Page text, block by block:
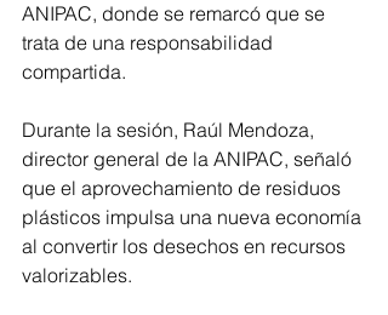
ANIPAC, donde se remarcó que se
trata de una responsabilidad
compartida.
Durante la sesión, Raúl Mendoza,
director general de la ANIPAC, señaló
que el aprovechamiento de residuos
plásticos impulsa una nueva economía
al convertir los desechos en recursos
valorizables.